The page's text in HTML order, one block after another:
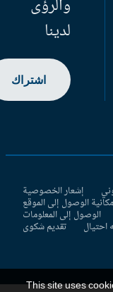
والرؤى
لدينا
اشتراك
إشعار الخصوصية
الوصول إلى الموقع
الوصول إلى المعلومات
تقديم شكوى
This site uses